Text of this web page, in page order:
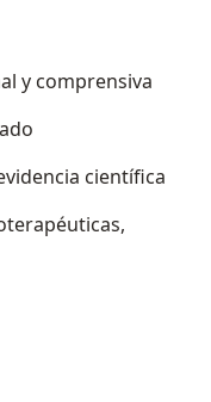
y comprensiva
científica